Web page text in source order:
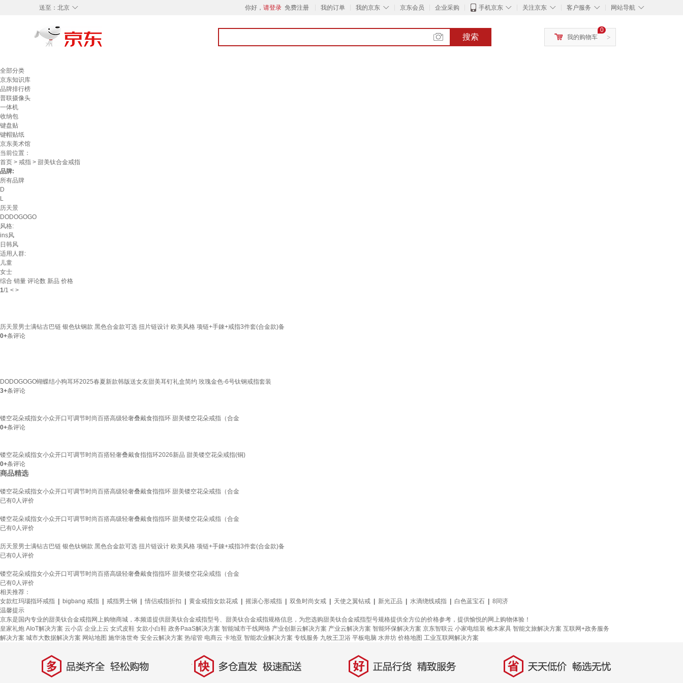
◇
送至： 北京 你好， 请登录 免费注册 我的订单 ◇
我的京东 京东会员 企业采购 ◇
手机京东 ◇
关注京东 ◇
客户服务 ◇
网站导航
搜索 >
0
我的购物车
全部分类
京东知识库
品牌排行榜
普联摄像头
一体机
收纳包
键盘贴
键帽贴纸
京东美术馆
当前位置：
首页 > 戒指 > 甜美钛合金戒指
品牌:
所有品牌
D
L
历天景
DODOGOGO
风格:
ins风
日韩风
适用人群:
儿童
女士
综合 销量 评论数 新品 价格
1/1 < >
历天景男士满钻古巴链 银色钛钢款 黑色合金款可选 扭片链设计 欧美风格 项链+手錬+戒指3件套(合金款)备
0+条评论
DODOGOGO蝴蝶结小狗耳环2025春夏新款韩版送女友甜美耳钉礼盒简约 玫瑰金色-6号钛钢戒指套装
3+条评论
镂空花朵戒指女小众开口可调节时尚百搭高级轻奢叠戴食指指环 甜美镂空花朵戒指（合金
0+条评论
镂空花朵戒指女小众开口可调节时尚百搭轻奢叠戴食指指环2026新品 甜美镂空花朵戒指(铜)
0+条评论
商品精选
镂空花朵戒指女小众开口可调节时尚百搭高级轻奢叠戴食指指环 甜美镂空花朵戒指（合金
已有0人评价
镂空花朵戒指女小众开口可调节时尚百搭高级轻奢叠戴食指指环 甜美镂空花朵戒指（合金
已有0人评价
历天景男士满钻古巴链 银色钛钢款 黑色合金款可选 扭片链设计 欧美风格 项链+手錬+戒指3件套(合金款)备
已有0人评价
镂空花朵戒指女小众开口可调节时尚百搭高级轻奢叠戴食指指环 甜美镂空花朵戒指（合金
已有0人评价
相关推荐：
女款红玛瑙指环戒指
bigbang 戒指 戒指男士钢 情侣戒指折扣 黄金戒指女款花戒 摇滚心形戒指 双鱼时尚女戒 天使之翼钻戒 新光正品 水滴绕线戒指 白色蓝宝石
8同济
温馨提示
京东是国内专业的甜美钛合金戒指网上购物商城，本频道提供甜美钛合金戒指型号、甜美钛合金戒指规格信息，为您选购甜美钛合金戒指型号规格提供全方位的价格参考，提供愉悦的网上购物体验！
皇家礼炮 AIoT解决方案 云小店 企业上云 女式皮鞋 女款小白鞋 政务PaaS解决方案 智能城市干线网络 产业创新云解决方案 产业云解决方案 智能环保解决方案 京东智联云 小家电组装 榆木家具 智能文旅解决方案 互联网+政务服务
解决方案 城市大数据解决方案 网站地图 施华洛世奇 安全云解决方案 热缩管 电商云 卡地亚 智能农业解决方案 专线服务 九牧王卫浴 平板电脑 水井坊 价格地图 工业互联网解决方案
多 品类齐全，轻松购物 快 多仓直发，极速配送 好 正品行货，精致服务 省 天天低价，畅选无忧